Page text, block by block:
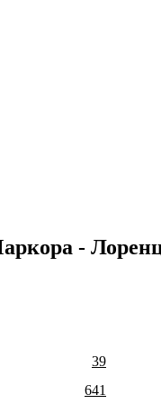
-
39
641